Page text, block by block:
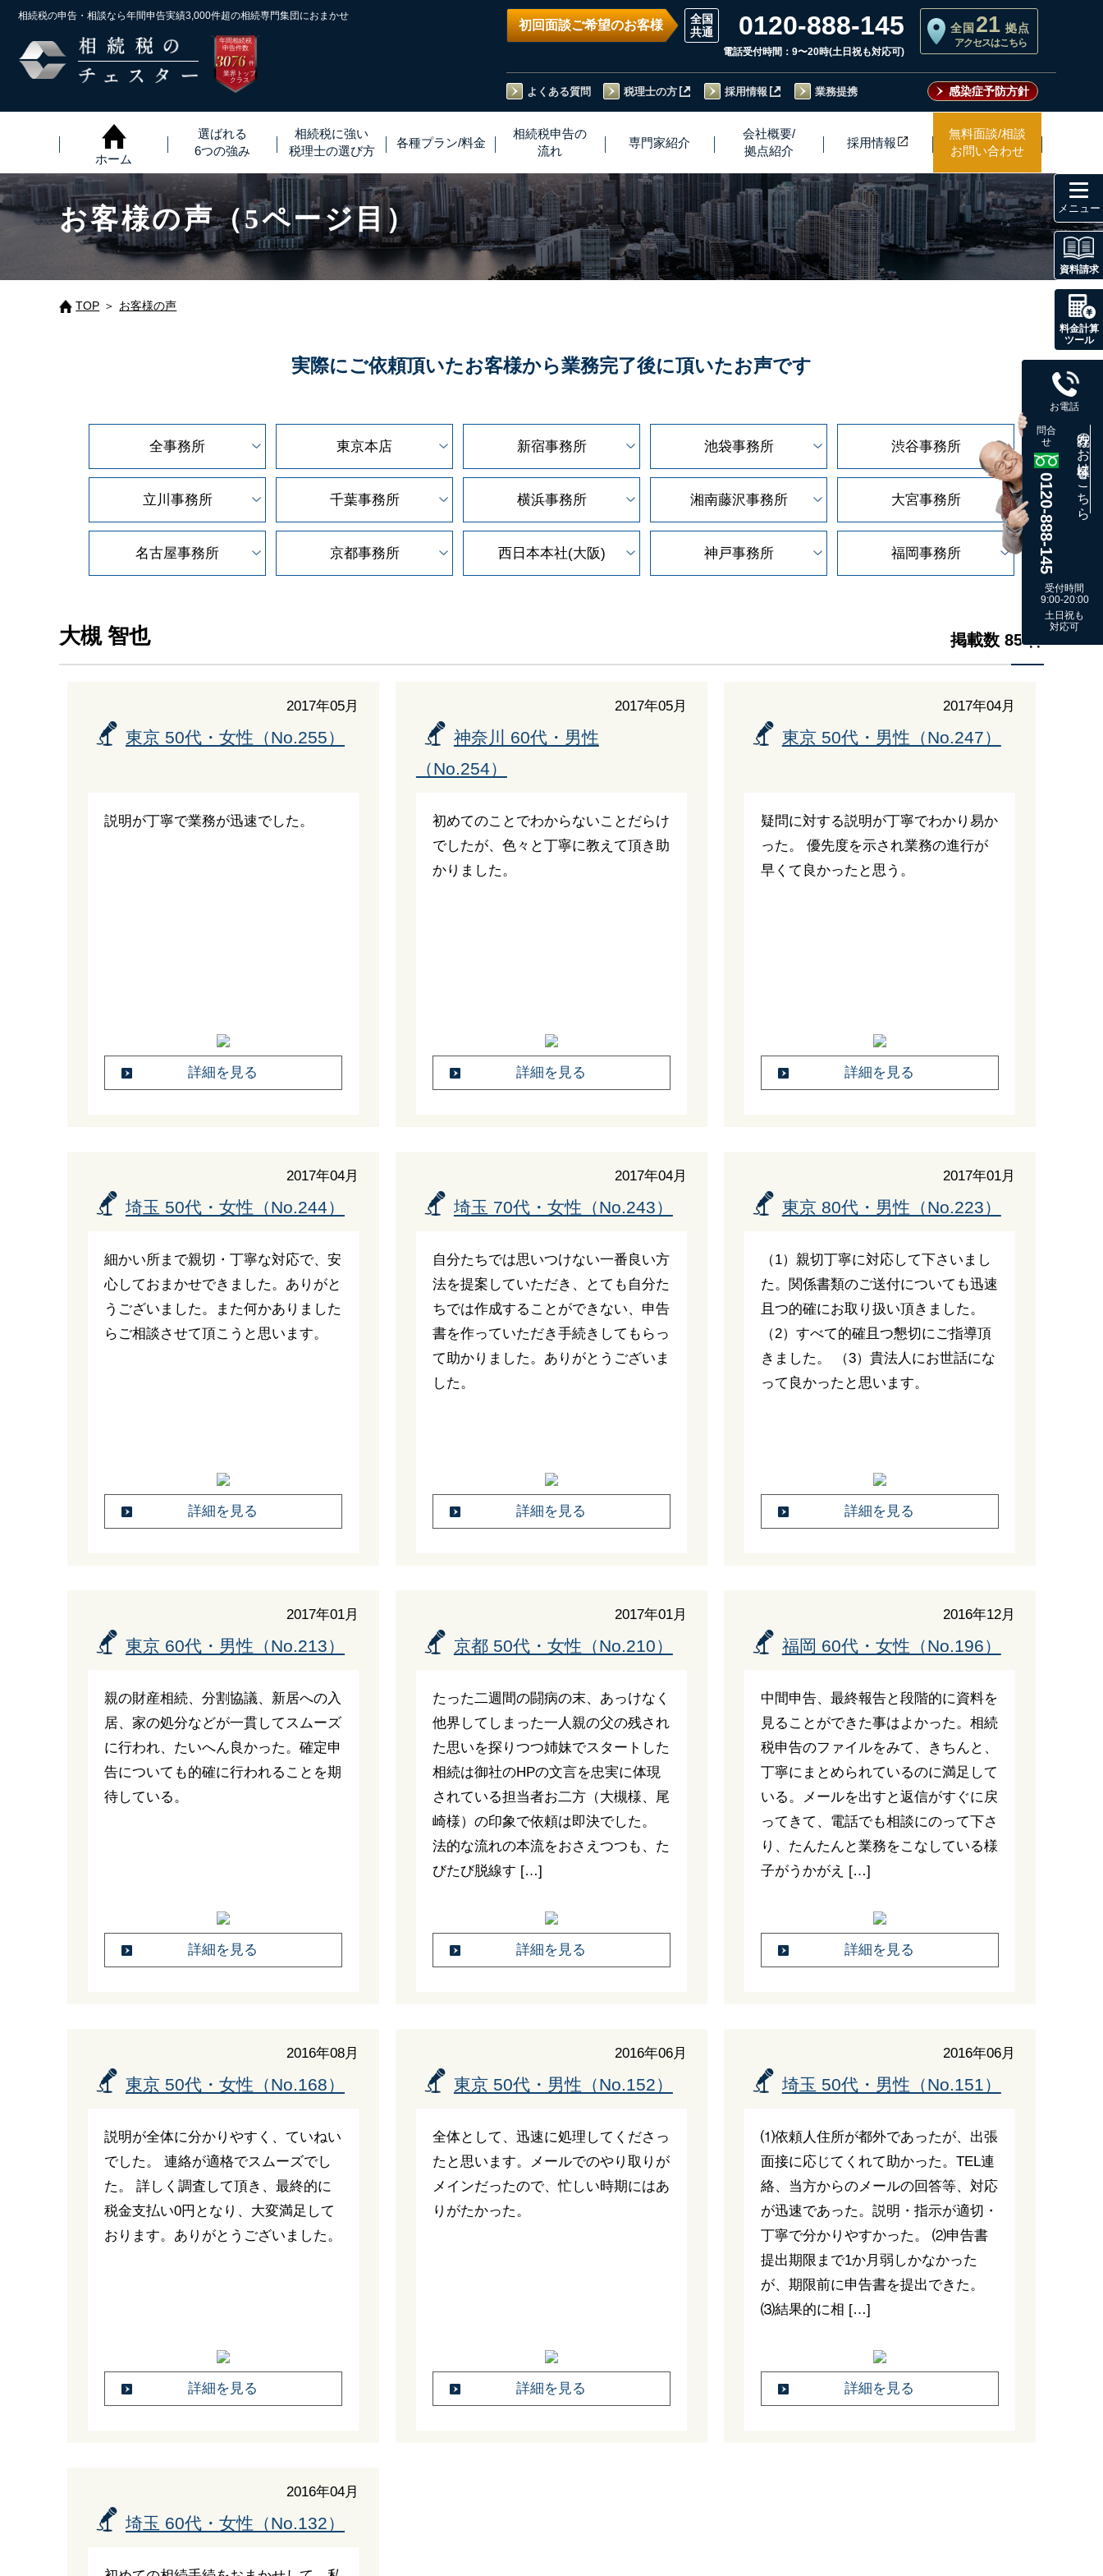
相続税の申告・相談なら年間申告実績3,000件超の相続専門集団におまかせ
年間相続税
申告件数
3076 ※
件
業界トップ
クラス
初回面談ご希望のお客様 0120-888-145
電話受付時間：9〜20時(土日祝も対応可)
全国 21 拠点
アクセスはこちら
よくある質問 税理士の方 採用情報 業務提携 感染症予防方針
ホーム
選ばれる
6つの強み
相続税に強い
税理士の選び方
各種プラン/料金
相続税申告の
流れ
専門家紹介
会社概要/
拠点紹介
採用情報
無料面談/相談
お問い合わせ
お客様の声（5ページ目）
TOP お客様の声
実際にご依頼頂いたお客様から業務完了後に頂いたお声です
全事務所 東京本店 新宿事務所 池袋事務所 渋谷事務所
立川事務所 千葉事務所 横浜事務所 湘南藤沢事務所 大宮事務所
名古屋事務所 京都事務所 西日本本社(大阪) 神戸事務所 福岡事務所
大槻 智也 掲載数 85 件
2017年05月
東京 50代・女性（No.255）
説明が丁寧で業務が迅速でした。
詳細を見る
2017年05月
神奈川 60代・男性
（No.254）
初めてのことでわからないことだらけ
でしたが、色々と丁寧に教えて頂き助
かりました。
詳細を見る
2017年04月
東京 50代・男性（No.247）
疑問に対する説明が丁寧でわかり易か
った。 優先度を示され業務の進行が
早くて良かったと思う。
詳細を見る
2017年04月
埼玉 50代・女性（No.244）
細かい所まで親切・丁寧な対応で、安
心しておまかせできました。ありがと
うございました。また何かありました
らご相談させて頂こうと思います。
詳細を見る
2017年04月
埼玉 70代・女性（No.243）
自分たちでは思いつけない一番良い方
法を提案していただき、とても自分た
ちでは作成することができない、申告
書を作っていただき手続きしてもらっ
て助かりました。ありがとうございま
した。
詳細を見る
2017年01月
東京 80代・男性（No.223）
（1）親切丁寧に対応して下さいまし
た。関係書類のご送付についても迅速
且つ的確にお取り扱い頂きました。
（2）すべて的確且つ懇切にご指導頂
きました。 （3）貴法人にお世話にな
って良かったと思います。
詳細を見る
2017年01月
東京 60代・男性（No.213）
親の財産相続、分割協議、新居への入
居、家の処分などが一貫してスムーズ
に行われ、たいへん良かった。確定申
告についても的確に行われることを期
待している。
詳細を見る
2017年01月
京都 50代・女性（No.210）
たった二週間の闘病の末、あっけなく
他界してしまった一人親の父の残され
た思いを探りつつ姉妹でスタートした
相続は御社のHPの文言を忠実に体現
されている担当者お二方（大槻様、尾
崎様）の印象で依頼は即決でした。
法的な流れの本流をおさえつつも、た
びたび脱線す […]
詳細を見る
2016年12月
福岡 60代・女性（No.196）
中間申告、最終報告と段階的に資料を
見ることができた事はよかった。相続
税申告のファイルをみて、きちんと、
丁寧にまとめられているのに満足して
いる。メールを出すと返信がすぐに戻
ってきて、電話でも相談にのって下さ
り、たんたんと業務をこなしている様
子がうかがえ […]
詳細を見る
2016年08月
東京 50代・女性（No.168）
説明が全体に分かりやすく、ていねい
でした。 連絡が適格でスムーズでし
た。 詳しく調査して頂き、最終的に
税金支払い0円となり、大変満足して
おります。ありがとうございました。
詳細を見る
2016年06月
東京 50代・男性（No.152）
全体として、迅速に処理してくださっ
たと思います。メールでのやり取りが
メインだったので、忙しい時期にはあ
りがたかった。
詳細を見る
2016年06月
埼玉 50代・男性（No.151）
⑴依頼人住所が都外であったが、出張
面接に応じてくれて助かった。TEL連
絡、当方からのメールの回答等、対応
が迅速であった。説明・指示が適切・
丁寧で分かりやすかった。 ⑵申告書
提出期限まで1か月弱しかなかった
が、期限前に申告書を提出できた。
⑶結果的に相 […]
詳細を見る
2016年04月
埼玉 60代・女性（No.132）
資料請求
料金計算
ツール
お電話
問合
せ
0120-888-145
既存のお客様はこちら
受付時間
9:00-20:00
土日祝も
対応可